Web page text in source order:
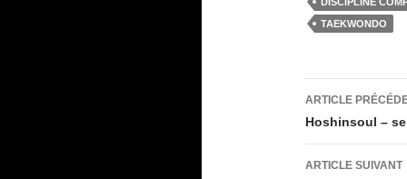
b
o
k
d
n
TAEKWONDO
des
articles
ARTICLE
Hoshinsoul –
ARTICLE SUIVANT